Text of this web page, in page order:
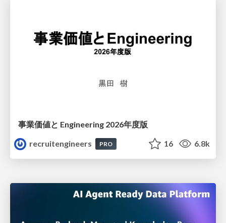
事業価値と Engineering 2026年度版
recruitengineers
PRO 16 6.8k